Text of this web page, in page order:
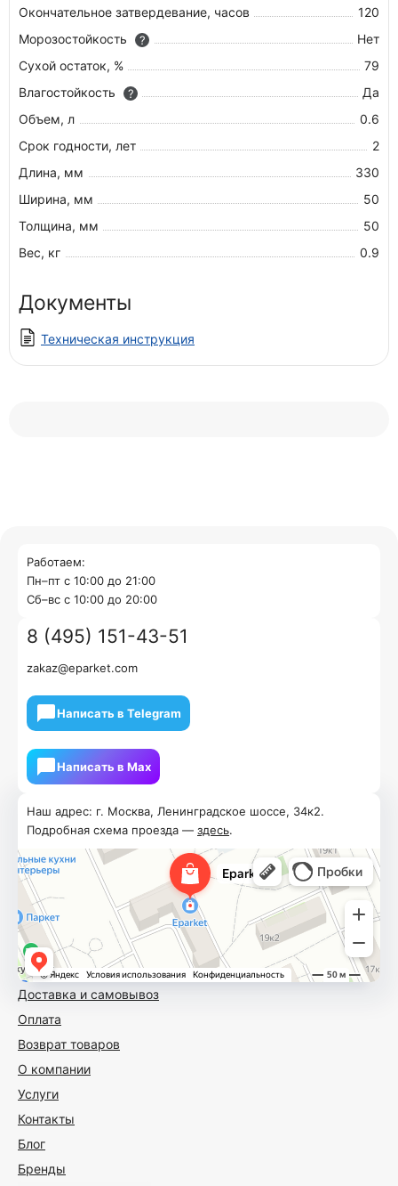
Окончательное затвердевание, часов
120
Морозостойкость
?
Нет
Сухой остаток, %
79
Влагостойкость
?
Да
Объем, л
0.6
Срок годности, лет
2
Длина, мм
330
Ширина, мм
50
Толщина, мм
50
Вес, кг
0.9
Документы
Техническая инструкция
Доставка и самовывоз
Оплата
Возврат товаров
О компании
Услуги
Контакты
Блог
Бренды
Наш адрес: г. Москва, Ленинградское шоссе, 34к2.
Подробная схема проезда — здесь.
Работаем:
Пн–пт с 10:00 до 21:00
Cб–вс с 10:00 до 20:00
8 (495) 151-43-51
zakaz@eparket.com
Написать в Telegram
Написать в Мах